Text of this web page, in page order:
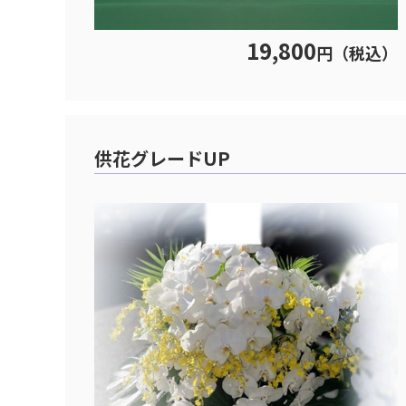
19,800円（税込）
供花グレードUP